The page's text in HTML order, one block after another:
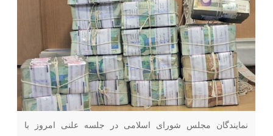
نمایندگان مجلس شورای اسلامی در جلسه علنی امروز با